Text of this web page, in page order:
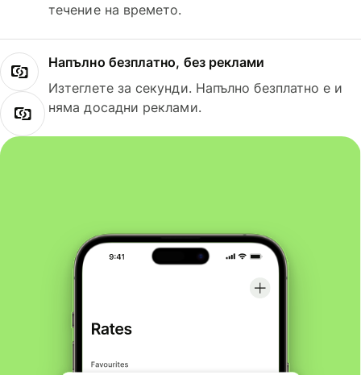
течение на времето.
Напълно безплатно, без реклами
Изтеглете за секунди. Напълно безплатно е и
няма досадни реклами.